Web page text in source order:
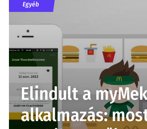
Egyéb
Elindult a
alkalmazás: